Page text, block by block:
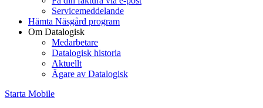
Servicemeddelande
Hämta Näsgård program
Om Datalogisk
Medarbetare
Datalogisk historia
Aktuellt
Ägare av Datalogisk
Starta Mobile